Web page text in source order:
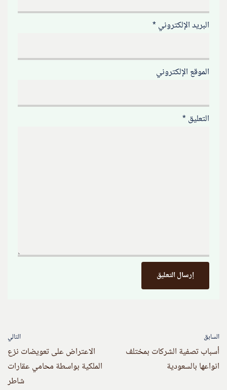
البريد الإلكتروني*
الموقع الإلكتروني
التعليق*
السابق
أسباب تصفية الشركات بمختلف
انواعها بالسعودية
التالي
الاعتراض على تعويضات نزع
الملكية بواسطة محامي عقارات
شاطر